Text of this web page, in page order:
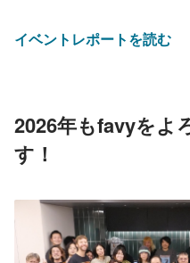
イベントレポートを読む
2026年もfavyをよ
す！